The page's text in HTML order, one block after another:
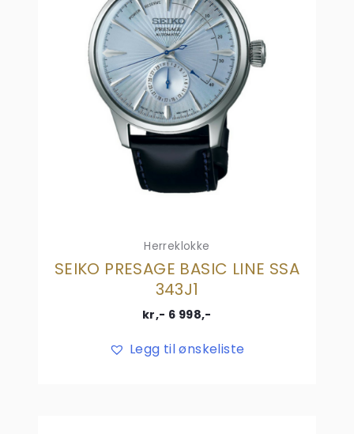
Herreklokke
SEIKO PRESAGE BASIC LINE SSA
343J1
kr,- 6 998,-
Legg til ønskeliste